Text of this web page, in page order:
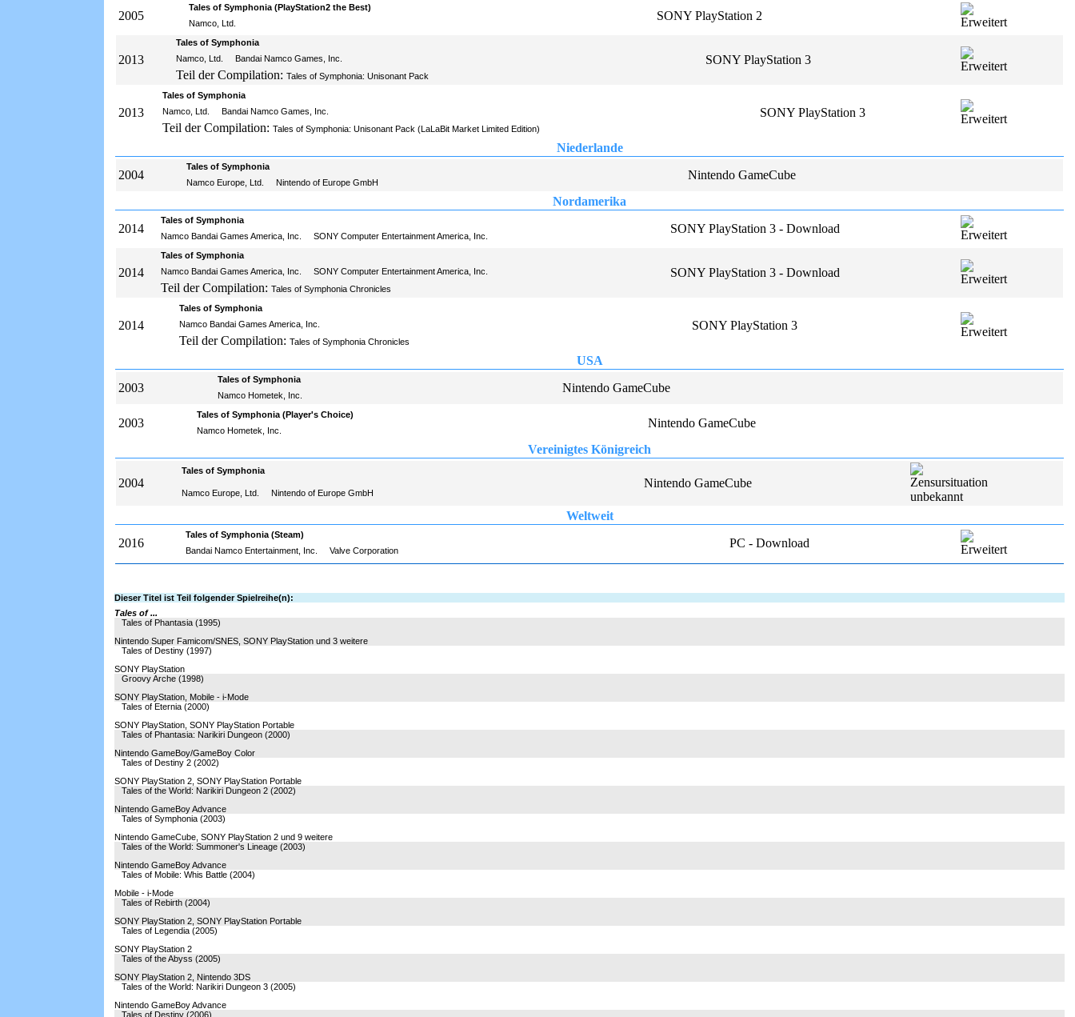
2005
Tales of Symphonia (PlayStation2 the Best)
SONY PlayStation 2
Namco, Ltd.
2013
Tales of Symphonia
SONY PlayStation 3
Namco, Ltd. Bandai Namco Games, Inc.
Teil der Compilation: Tales of Symphonia: Unisonant Pack
2013
Tales of Symphonia
SONY PlayStation 3
Namco, Ltd. Bandai Namco Games, Inc.
Teil der Compilation: Tales of Symphonia: Unisonant Pack (LaLaBit Market Limited Edition)
Niederlande
2004
Tales of Symphonia
Nintendo GameCube
Namco Europe, Ltd. Nintendo of Europe GmbH
Nordamerika
2014
Tales of Symphonia
SONY PlayStation 3 - Download
Namco Bandai Games America, Inc. SONY Computer Entertainment America, Inc.
2014
Tales of Symphonia
SONY PlayStation 3 - Download
Namco Bandai Games America, Inc. SONY Computer Entertainment America, Inc.
Teil der Compilation: Tales of Symphonia Chronicles
2014
Tales of Symphonia
SONY PlayStation 3
Namco Bandai Games America, Inc.
Teil der Compilation: Tales of Symphonia Chronicles
USA
2003
Tales of Symphonia
Nintendo GameCube
Namco Hometek, Inc.
2003
Tales of Symphonia (Player's Choice)
Nintendo GameCube
Namco Hometek, Inc.
Vereinigtes Königreich
2004
Tales of Symphonia
Nintendo GameCube
Namco Europe, Ltd. Nintendo of Europe GmbH
Weltweit
2016
Tales of Symphonia (Steam)
PC - Download
Bandai Namco Entertainment, Inc. Valve Corporation
Dieser Titel ist Teil folgender Spielreihe(n):
Tales of ...
Tales of Phantasia (1995)
Nintendo Super Famicom/SNES, SONY PlayStation und 3 weitere
Tales of Destiny (1997)
SONY PlayStation
Groovy Arche (1998)
SONY PlayStation, Mobile - i-Mode
Tales of Eternia (2000)
SONY PlayStation, SONY PlayStation Portable
Tales of Phantasia: Narikiri Dungeon (2000)
Nintendo GameBoy/GameBoy Color
Tales of Destiny 2 (2002)
SONY PlayStation 2, SONY PlayStation Portable
Tales of the World: Narikiri Dungeon 2 (2002)
Nintendo GameBoy Advance
Tales of Symphonia (2003)
Nintendo GameCube, SONY PlayStation 2 und 9 weitere
Tales of the World: Summoner's Lineage (2003)
Nintendo GameBoy Advance
Tales of Mobile: Whis Battle (2004)
Mobile - i-Mode
Tales of Rebirth (2004)
SONY PlayStation 2, SONY PlayStation Portable
Tales of Legendia (2005)
SONY PlayStation 2
Tales of the Abyss (2005)
SONY PlayStation 2, Nintendo 3DS
Tales of the World: Narikiri Dungeon 3 (2005)
Nintendo GameBoy Advance
Tales of Destiny (2006)